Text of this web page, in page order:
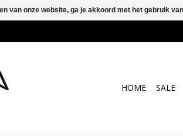
HOME SALE
van onze website, ga je akkoord met het gebruik